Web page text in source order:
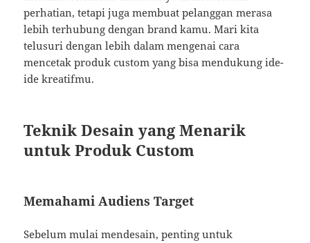
perhatian, tetapi juga membuat pelanggan merasa
lebih terhubung dengan brand kamu. Mari kita
telusuri dengan lebih dalam mengenai cara
mencetak produk custom yang bisa mendukung ide-
ide kreatifmu.
Teknik Desain yang Menarik
untuk Produk Custom
Memahami Audiens Target
Sebelum mulai mendesain, penting untuk